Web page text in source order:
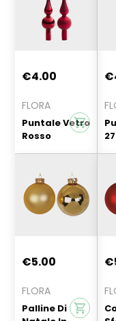
€4.00
FLORA
Puntale Vetro
Rosso
€5.00
FLORA
Palline Di